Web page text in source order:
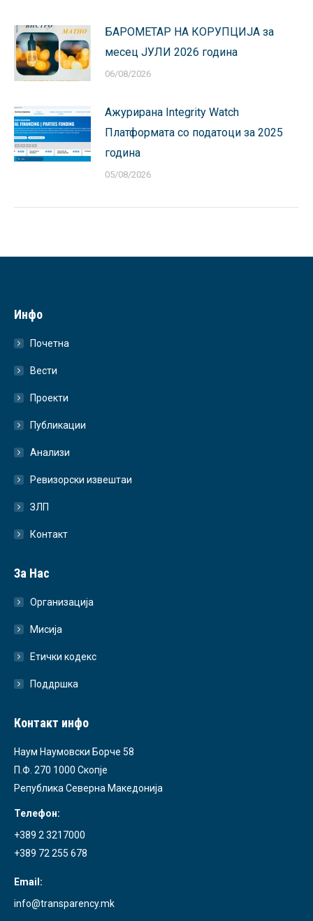
БАРОМЕТАР НА КОРУПЦИЈА за
месец ЈУЛИ 2026 година
06/08/2026
Ажурирана Integrity Watch
Платформата со податоци за 2025
година
05/08/2026
Инфо
Почетна
Вести
Проекти
Публикации
Анализи
Ревизорски извештаи
ЗЛП
Контакт
За Нас
Организација
Мисија
Етички кодекс
Поддршка
Контакт инфо
Наум Наумовски Борче 58
П.Ф. 270 1000 Скопје
Република Северна Македонија
Телефон:
+389 2 3217000
+389 72 255 678
Email:
info@transparency.mk